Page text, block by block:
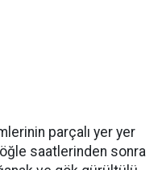
parçalı yer yer
saatlerinden sonra